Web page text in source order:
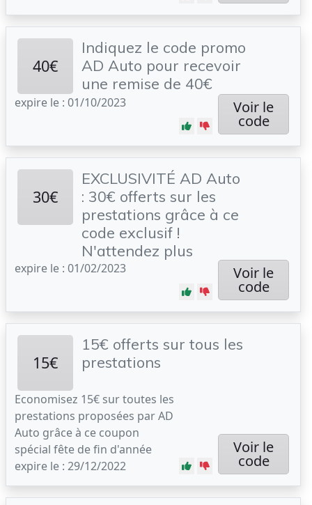
40€
Indiquez le code promo
AD Auto pour recevoir
une remise de 40€
expire le : 01/10/2023 Voir le
code
30€
EXCLUSIVITÉ AD Auto
: 30€ offerts sur les
prestations grâce à ce
code exclusif !
N'attendez plus
expire le : 01/02/2023 Voir le
code
15€
15€ offerts sur tous les
prestations
Economisez 15€ sur toutes les
prestations proposées par AD
Auto grâce à ce coupon
spécial fête de fin d'année
expire le : 29/12/2022
Voir le
code